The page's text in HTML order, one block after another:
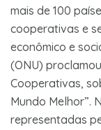
mais de 100
cooperativas e
econômico e
(ONU)
Cooperativas,
Mundo Melhor”.
representadas